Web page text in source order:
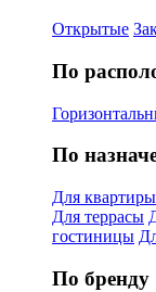
Открытые
По
По
Для квартиры
Для террасы
гостиницы
По бренду